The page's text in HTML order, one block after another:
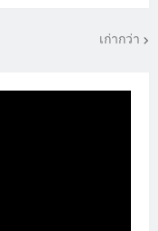
เก่ากว่า